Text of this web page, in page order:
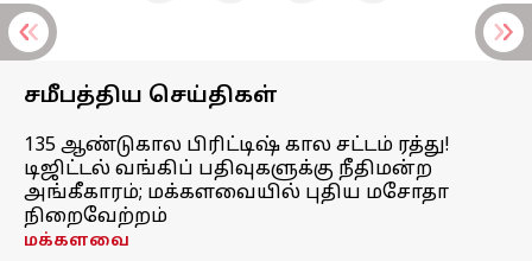
சமீபத்திய செய்திகள்
135 ஆண்டுகால பிரிட்டிஷ் கால சட்டம் ரத்து!
டிஜிட்டல் வங்கிப் பதிவுகளுக்கு நீதிமன்ற
அங்கீகாரம்; மக்களவையில் புதிய மசோதா
நிறைவேற்றம்
மக்களவை